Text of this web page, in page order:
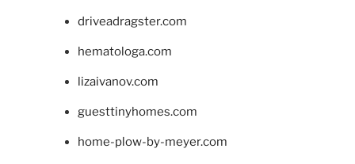
driveadragster.com
hematologa.com
lizaivanov.com
guesttinyhomes.com
home-plow-by-meyer.com